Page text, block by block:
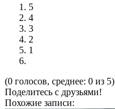
5
4
3
2
1
(0 голосов, среднее: 0 из 5)
Поделитесь с друзьями!
Похожие записи: